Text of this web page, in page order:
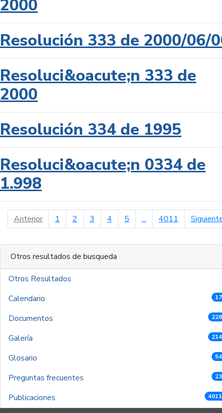
2000
Resolución 333 de 2000/06/
Resoluci&oacute;n 333 de
2000
Resolución 334 de 1995
Resoluci&oacute;n 0334 de
1.998
Anteriorpágina anterior
1 2 3 4 5 ... 4011
Otros resultados de busqueda
Otros Resultados
Calendario
Documentos
Galería
Glosario
Preguntas frecuentes
Publicaciones